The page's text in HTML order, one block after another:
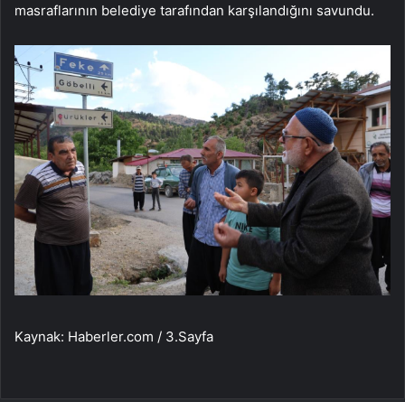
masraflarının belediye tarafından karşılandığını savundu.
Kaynak: Haberler.com / 3.Sayfa